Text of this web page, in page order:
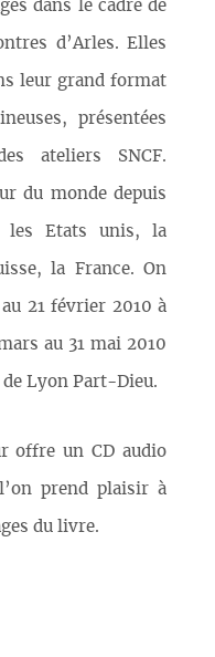
dans le cadre de
d’Arles. Elles
leur grand format
présentées
ateliers SNCF.
du monde depuis
les Etats unis, la
la France. On
21 février 2010 à
au 31 mai 2010
Lyon Part-Dieu.
offre un CD audio
prend plaisir à
du livre.